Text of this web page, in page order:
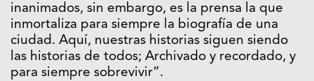
inanimados, sin embargo, es la prensa la que
inmortaliza para siempre la biografía de una
ciudad. Aquí, nuestras historias siguen siendo
las historias de todos; Archivado y recordado, y
para siempre sobrevivir”.